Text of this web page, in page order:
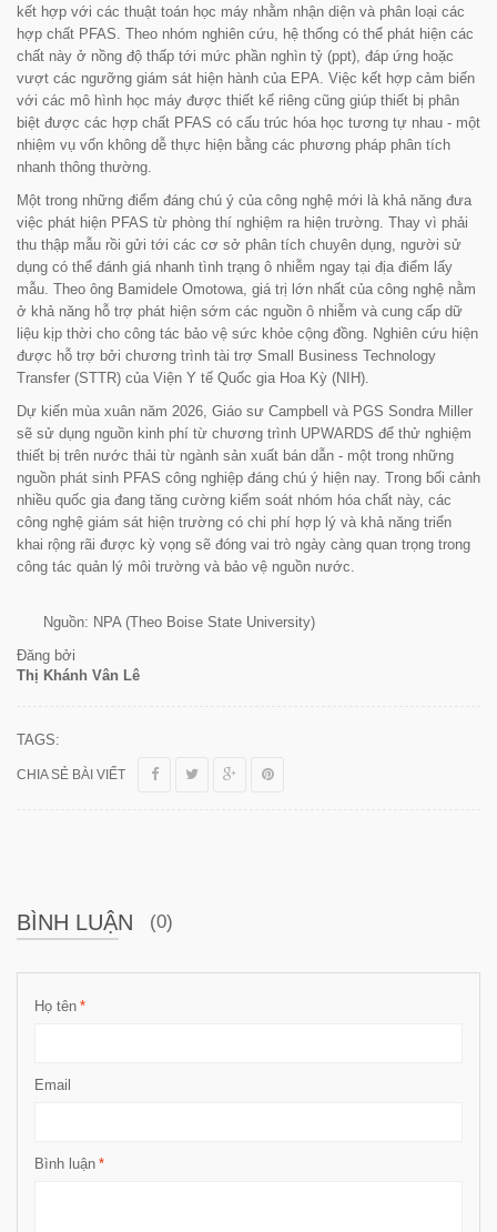
kết hợp với các thuật toán học máy nhằm nhận diện và phân loại các
hợp chất PFAS. Theo nhóm nghiên cứu, hệ thống có thể phát hiện các
chất này ở nồng độ thấp tới mức phần nghìn tỷ (ppt), đáp ứng hoặc
vượt các ngưỡng giám sát hiện hành của EPA. Việc kết hợp cảm biến
với các mô hình học máy được thiết kế riêng cũng giúp thiết bị phân
biệt được các hợp chất PFAS có cấu trúc hóa học tương tự nhau - một
nhiệm vụ vốn không dễ thực hiện bằng các phương pháp phân tích
nhanh thông thường.
Một trong những điểm đáng chú ý của công nghệ mới là khả năng đưa
việc phát hiện PFAS từ phòng thí nghiệm ra hiện trường. Thay vì phải
thu thập mẫu rồi gửi tới các cơ sở phân tích chuyên dụng, người sử
dụng có thể đánh giá nhanh tình trạng ô nhiễm ngay tại địa điểm lấy
mẫu. Theo ông Bamidele Omotowa, giá trị lớn nhất của công nghệ nằm
ở khả năng hỗ trợ phát hiện sớm các nguồn ô nhiễm và cung cấp dữ
liệu kịp thời cho công tác bảo vệ sức khỏe cộng đồng. Nghiên cứu hiện
được hỗ trợ bởi chương trình tài trợ Small Business Technology
Transfer (STTR) của Viện Y tế Quốc gia Hoa Kỳ (NIH).
Dự kiến mùa xuân năm 2026, Giáo sư Campbell và PGS Sondra Miller
sẽ sử dụng nguồn kinh phí từ chương trình UPWARDS để thử nghiệm
thiết bị trên nước thải từ ngành sản xuất bán dẫn - một trong những
nguồn phát sinh PFAS công nghiệp đáng chú ý hiện nay. Trong bối cảnh
nhiều quốc gia đang tăng cường kiểm soát nhóm hóa chất này, các
công nghệ giám sát hiện trường có chi phí hợp lý và khả năng triển
khai rộng rãi được kỳ vọng sẽ đóng vai trò ngày càng quan trọng trong
công tác quản lý môi trường và bảo vệ nguồn nước.
Nguồn: NPA (Theo Boise State University)
Đăng bởi
Thị Khánh Vân Lê
TAGS:
CHIA SẺ BÀI VIẾT
BÌNH LUẬN (0)
*
Họ tên
Email
*
Bình luận